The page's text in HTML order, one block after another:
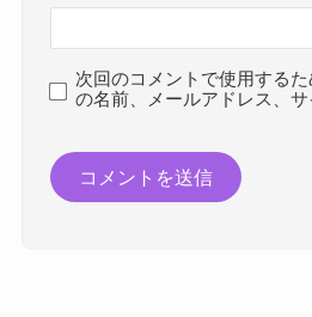
次回のコメントで使用する
の名前、メールアドレス、サ